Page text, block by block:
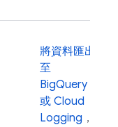
將資料匯出
至
BigQuery
或 Cloud
Logging ，